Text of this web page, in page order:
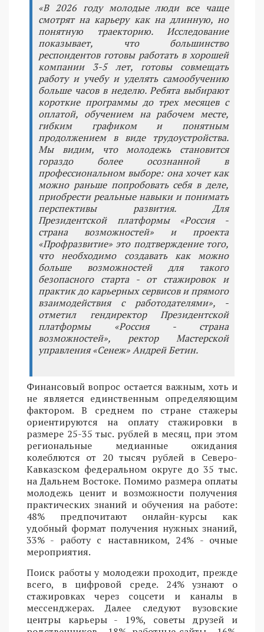
«В 2026 году молодые люди все чаще
смотрят на карьеру как на длинную, но
понятную траекторию. Исследование
показывает, что большинство
респондентов готовы работать в хорошей
компании 3-5 лет, готовы совмещать
работу и учебу и уделять самообучению
больше часов в неделю. Ребята выбирают
короткие программы до трех месяцев с
оплатой, обучением на рабочем месте,
гибким графиком и понятным
продолжением в виде трудоустройства.
Мы видим, что молодежь становится
гораздо более осознанной в
профессиональном выборе: она хочет как
можно раньше попробовать себя в деле,
приобрести реальные навыки и понимать
перспективы развития. Для
Президентской платформы «Россия -
страна возможностей» и проекта
«Профразвитие» это подтверждение того,
что необходимо создавать как можно
больше возможностей для такого
безопасного старта - от стажировок и
практик до карьерных сервисов и прямого
взаимодействия с работодателями», -
отметил гендиректор Президентской
платформы «Россия - страна
возможностей», ректор Мастерской
управления «Сенеж» Андрей Бетин.
Финансовый вопрос остается важным, хоть и
не является единственным определяющим
фактором. В среднем по стране стажеры
ориентируются на оплату стажировки в
размере 25-35 тыс. рублей в месяц, при этом
региональные медианные ожидания
колеблются от 20 тысяч рублей в Северо-
Кавказском федеральном округе до 35 тыс.
на Дальнем Востоке. Помимо размера оплаты
молодежь ценит и возможности получения
практических знаний и обучения на работе:
48% предпочитают онлайн-курсы как
удобный формат получения нужных знаний,
33% - работу с наставником, 24% - очные
мероприятия.
Поиск работы у молодежи проходит, прежде
всего, в цифровой среде. 24% узнают о
стажировках через соцсети и каналы в
мессенджерах. Далее следуют вузовские
центры карьеры - 19%, советы друзей и